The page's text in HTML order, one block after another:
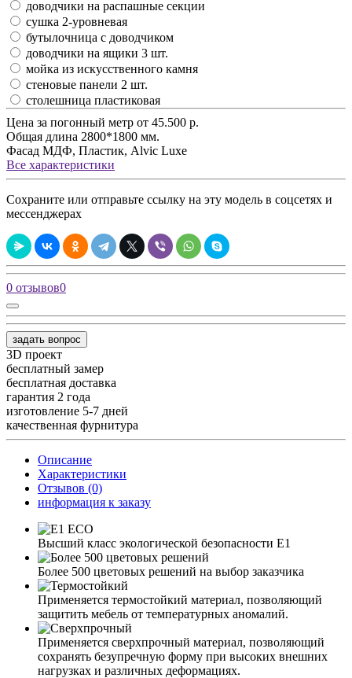
доводчики на распашные секции
сушка 2-уровневая
бутылочница с доводчиком
доводчики на ящики 3 шт.
мойка из искусственного камня
стеновые панели 2 шт.
столешница пластиковая
Цена за погонный метр от 45.500 р.
Общая длина 2800*1800 мм.
Фасад МДФ, Пластик, Alvic Luxe
Все характеристики
Сохраните или отправьте ссылку на эту модель в соцсетях и
мессенджерах
0 отзывов0
задать вопрос
3D проект
бесплатный замер
бесплатная доставка
гарантия 2 года
изготовление 5-7 дней
качественная фурнитура
Описание
Характеристики
Отзывов (0)
информация к заказу
Высший класс экологической безопасности Е1
Более 500 цветовых решений на выбор заказчика
Применяется термостойкий материал, позволяющий
защитить мебель от температурных аномалий.
Применяется сверхпрочный материал, позволяющий
сохранять безупречную форму при высоких внешних
нагрузках и различных деформациях.